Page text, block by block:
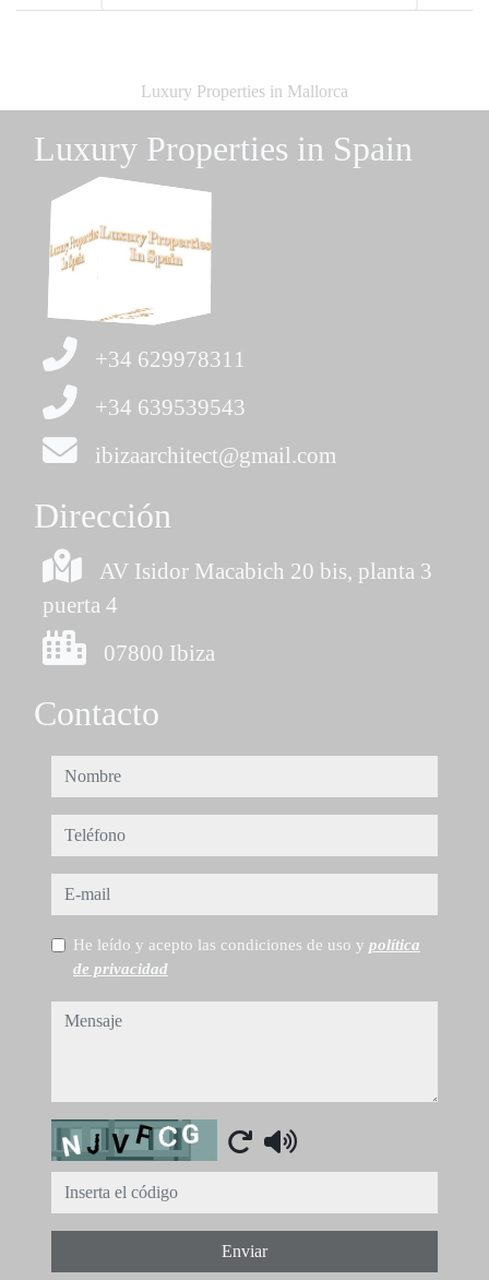
Luxury Properties in Mallorca
Luxury Properties in Spain
+34 629978311
+34 639539543
ibizaarchitect@gmail.com
Dirección
AV Isidor Macabich 20 bis, planta 3
puerta 4
07800 Ibiza
Contacto
nombre
teléfono
e-mail
He leído y acepto las condiciones de uso y política
de privacidad
mensaje
Captcha
Enviar